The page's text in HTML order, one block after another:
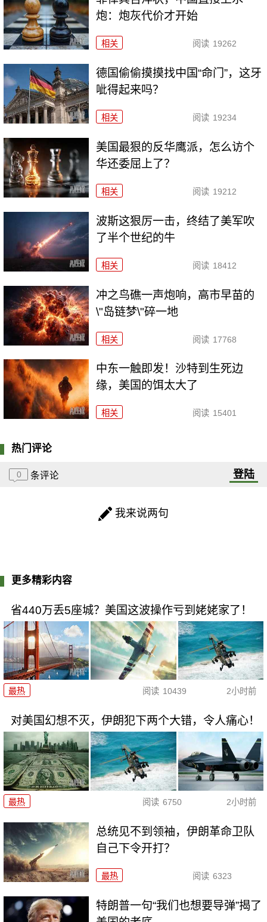
炮：炮灰代价才开始
相关 阅读 19262
德国偷偷摸摸找中国“命门”，这牙
呲得起来吗？
相关 阅读 19234
美国最狠的反华鹰派，怎么访个
华还委屈上了？
相关 阅读 19212
波斯这狠厉一击，终结了美军吹
了半个世纪的牛
相关 阅读 18412
冲之鸟礁一声炮响，高市早苗的
\"岛链梦\"碎一地
相关 阅读 17768
中东一触即发！沙特到生死边
缘，美国的饵太大了
相关 阅读 15401
热门评论
0 条评论 登陆
我来说两句
更多精彩内容
省440万丢5座城？美国这波操作亏到姥姥家了！
最热 阅读 10439 2小时前
对美国幻想不灭，伊朗犯下两个大错，令人痛心！
最热 阅读 6750 2小时前
总统见不到领袖，伊朗革命卫队
自己下令开打？
最热 阅读 6323
特朗普一句“我们也想要导弹”揭了